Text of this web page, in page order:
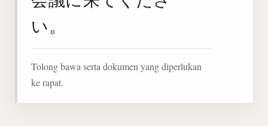
い。
Tolong bawa serta dokumen yang diperlukan
ke rapat.